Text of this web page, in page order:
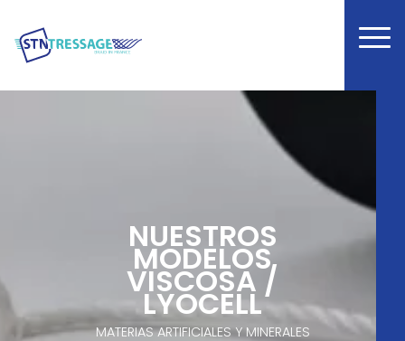
NUESTROS
MODELOS
VISCOSA /
LYOCELL
MATERIAS ARTIFICIALES Y MINERALES